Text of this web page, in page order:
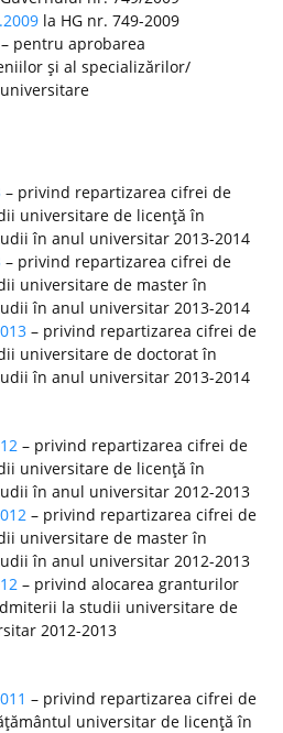
la HG nr. 749-2009
– pentru aprobarea
şi al specializărilor/
– privind repartizarea cifrei de
universitare de licenţă în
în anul universitar 2013-2014
– privind repartizarea cifrei de
universitare de master în
în anul universitar 2013-2014
– privind repartizarea cifrei de
universitare de doctorat în
în anul universitar 2013-2014
– privind repartizarea cifrei de
universitare de licenţă în
în anul universitar 2012-2013
– privind repartizarea cifrei de
universitare de master în
în anul universitar 2012-2013
– privind alocarea granturilor
la studii universitare de
2012-2013
– privind repartizarea cifrei de
universitar de licenţă în